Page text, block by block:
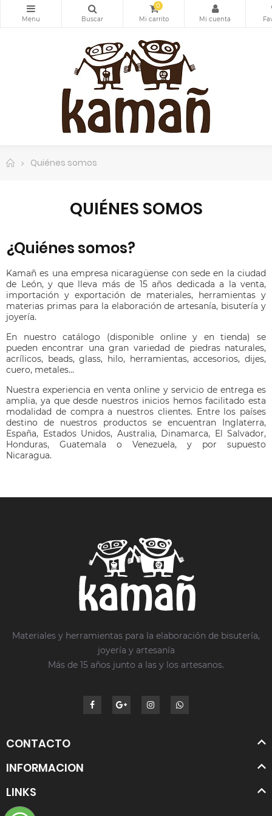
0
Quiénes somos
QUIÉNES SOMOS
¿Quiénes somos?
Kamañ es una empresa nicaragüense con sede en la ciudad
de León, y que lleva más de 15 años dedicada a la venta,
importación y exportación de materiales, herramientas y
materias primas para la elaboración de artesanía, bisutería y
joyería.
En nuestro catálogo (disponible online y en tienda) se
pueden encontrar una gran variedad de piedras naturales,
acrílicos, beads, glass, hilo, herramientas, accesorios, dijes,
cuero, metales...
Nuestra experiencia en venta online y servicio de entrega es
amplia, ya que desde nuestros inicios hemos facilitado esta
modalidad de compra a nuestros clientes. Entre los países
destino de nuestros productos se encuentran Inglaterra,
España, Estados Unidos, Australia, Dinamarca, El Salvador,
Honduras, Guatemala o Venezuela, y por supuesto
Nicaragua.
Materiales y herramientas para la elaboración de bisutería,
joyería y artesanía
Más de 15 años junto a las y los artesanos.
CONTACTO
INFORMACION
LINKS